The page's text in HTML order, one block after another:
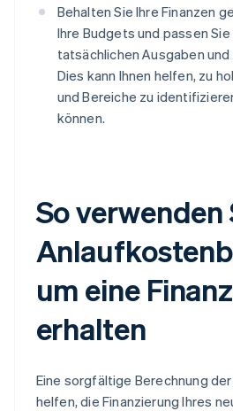
Behalten Sie Ihre Finanzen
Ihre Budgets und passen
tatsächlichen Ausgaben
Dies kann Ihnen helfen, zu
und Bereiche zu
können.
So verwenden
um eine
erhalten
Eine sorgfältige Berechnung
helfen, die Finanzierung Ihres